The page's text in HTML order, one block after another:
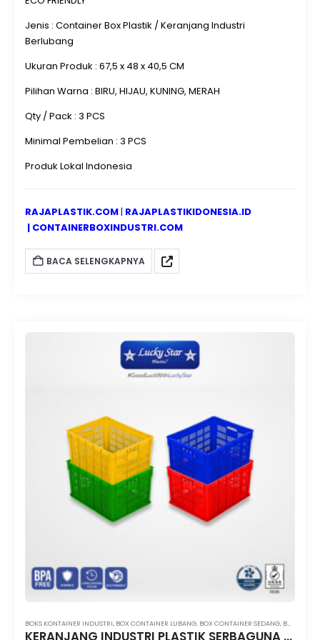
Jenis : Container Box Plastik / Keranjang Industri
Berlubang
Ukuran Produk : 67,5 x 48 x 40,5 CM
Pilihan Warna : BIRU, HIJAU, KUNING, MERAH
Qty / Pack : 3 PCS
Minimal Pembelian : 3 PCS
Produk Lokal Indonesia
RAJAPLASTIK.COM| RAJAPLASTIKIDONESIA.ID
| CONTAINERBOXINDUSTRI.COM
BACA SELENGKAPNYA
BOKS KONTAINER INDUSTRI, BOX CONTAINER LUBANG, BOX CONTAINER SEDANG, BOX KONTAINER LUBANG LUCKY STAR